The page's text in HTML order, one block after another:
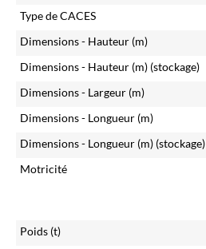
Type de CACES
Dimensions - Hauteur (m)
Dimensions - Hauteur (m) (stockage)
Dimensions - Largeur (m)
Dimensions - Longueur (m)
Dimensions - Longueur (m) (stockage)
Motricité
Poids (t)